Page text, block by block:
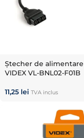
Ștecher de alimentare
VIDEX VL-BNL02-F01B
11,25 lei TVA inclus